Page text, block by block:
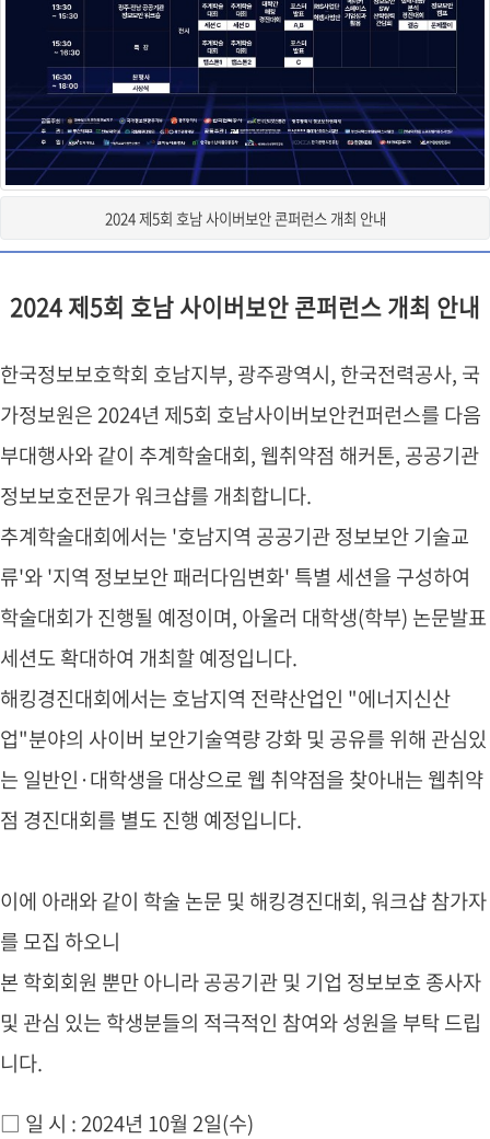
2024 제5회 호남 사이버보안 콘퍼런스 개최 안내
2024 제5회 호남 사이버보안 콘퍼런스 개최 안내
한국정보보호학회 호남지부, 광주광역시, 한국전력공사, 국
가정보원은 2024년 제5회 호남사이버보안컨퍼런스를 다음
부대행사와 같이 추계학술대회, 웹취약점 해커톤, 공공기관
정보보호전문가 워크샵를 개최합니다.
추계학술대회에서는 '호남지역 공공기관 정보보안 기술교
류'와 '지역 정보보안 패러다임변화' 특별 세션을 구성하여
학술대회가 진행될 예정이며, 아울러 대학생(학부) 논문발표
세션도 확대하여 개최할 예정입니다.
해킹경진대회에서는 호남지역 전략산업인 "에너지신산
업"분야의 사이버 보안기술역량 강화 및 공유를 위해 관심있
는 일반인·대학생을 대상으로 웹 취약점을 찾아내는 웹취약
점 경진대회를 별도 진행 예정입니다.
이에 아래와 같이 학술 논문 및 해킹경진대회, 워크샵 참가자
를 모집 하오니
본 학회회원 뿐만 아니라 공공기관 및 기업 정보보호 종사자
및 관심 있는 학생분들의 적극적인 참여와 성원을 부탁 드립
니다.
□ 일 시 : 2024년 10월 2일(수)